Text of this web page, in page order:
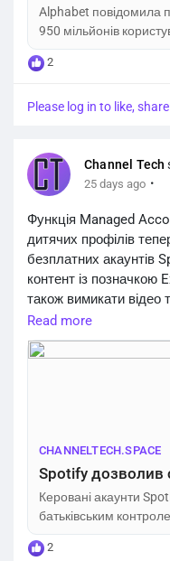
Alphabet повідомила
950 мільйонів
фінансового звіту за
2
Please log in to like,
Channel Tech
25 days ago ·
Функція Managed
дитячих профілів
безплатних акаунтів
контент із позначкою
також вимикати відео
профіль має окремі
впливає на
Wrapped). Наразі
Read more
CHANNELTECH.SPACE
Керовані акаунти
батьківським
безкоштовних
профіль для дитини.
2